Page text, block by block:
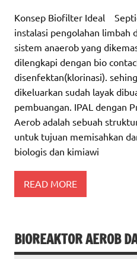
Konsep Biofilter Ideal
instalasi pengolahan limbah
sistem anaerob yang
dilengkapi dengan bio
disenfektan(klorinasi).
dikeluarkan sudah layak
pembuangan. IPAL dengan
Aerob adalah sebuah
untuk tujuan memisahkan
biologis dan kimiawi
READ MORE
BIOREAKTOR AEROB